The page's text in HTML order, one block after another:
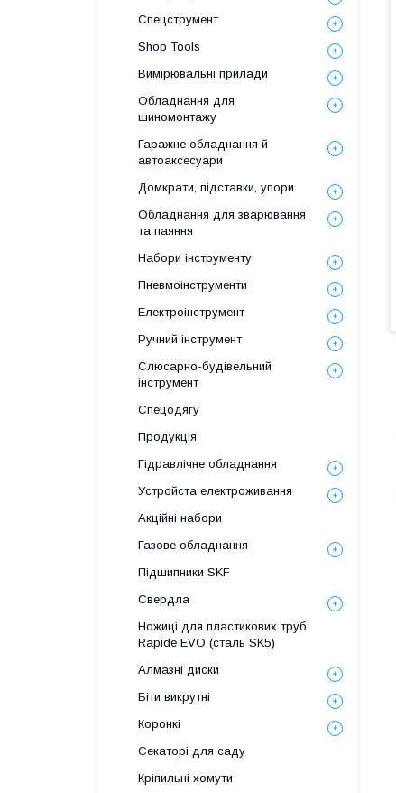
Спецструмент
Shop Tools
Вимірювальні прилади
Обладнання для
шиномонтажу
Гаражне обладнання й
автоаксесуари
Домкрати, підставки, упори
Обладнання для зварювання
та паяння
Набори інструменту
Пневмоінструменти
Електроінструмент
Ручний інструмент
Слюсарно-будівельний
інструмент
Спецодягу
Продукція
Гідравлічне обладнання
Уcтpoйстa елeктpoживання
Акційні набори
Газове обладнання
Підшипники SKF
Свердла
Ножиці для пластикових труб
Rapide EVO (сталь SK5)
Алмазні диски
Біти викрутні
Коронкі
Секаторі для саду
Кріпильні хомути